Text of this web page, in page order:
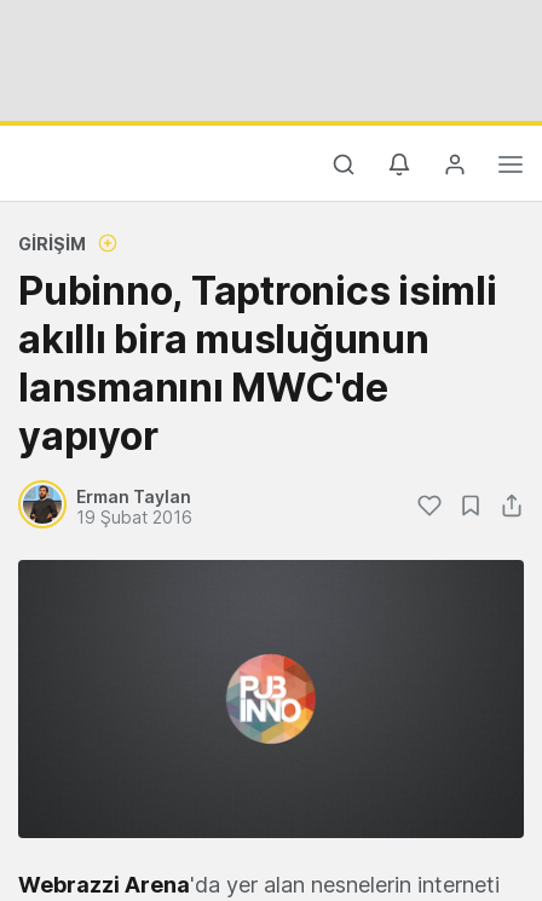
GIRIŞIM
Pubinno, Taptronics isimli
akıllı bira musluğunun
lansmanını MWC'de
yapıyor
Erman Taylan
19 Şubat 2016
Webrazzi Arena'da yer alan nesnelerin interneti